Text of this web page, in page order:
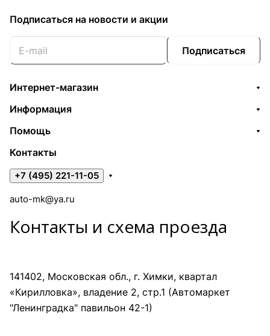
Подписаться на новости и акции
Подписаться
Интернет-магазин
Информация
Помощь
Контакты
+7 (495) 221-11-05
auto-mk@ya.ru
Контакты и схема проезда
141402, Московская обл., г. Химки, квартал
«Кирилловка», владение 2, стр.1 (Автомаркет
"Ленинградка" павильон 42-1)